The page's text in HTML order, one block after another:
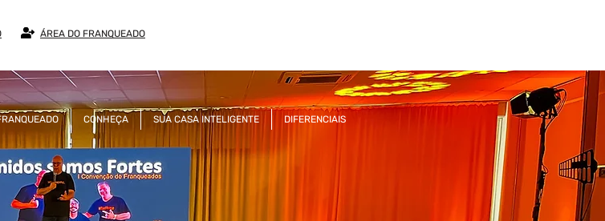
ÁREA DO FRANQUEADO
CONHEÇA SUA CASA INTELIGENTE DIFERENCIAIS